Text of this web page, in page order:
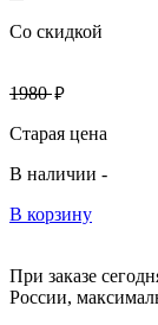
Со скидкой
1980руб.
Старая цена
В наличии -
В корзину
При заказе
России,